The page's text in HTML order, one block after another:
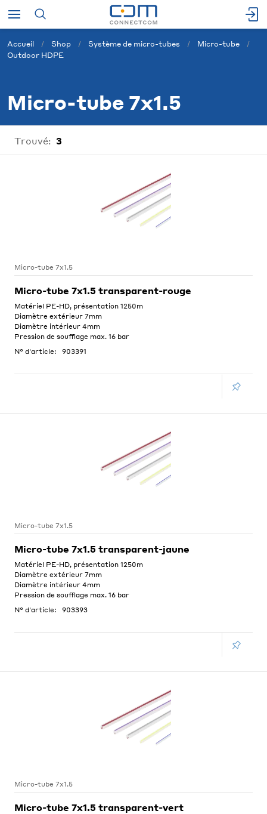
Accueil Shop Système de micro-tubes
Micro-tube
Outdoor HDPE
Micro-tube 7x1.5
Trouvé: 3
Micro-tube 7x1.5
Micro-tube 7x1.5 transparent-rouge
Matériel PE-HD, présentation 1250m
Diamètre extérieur 7mm
Diamètre intérieur 4mm
Pression de soufflage max. 16 bar
N° d'article:
903391
Micro-tube 7x1.5
Micro-tube 7x1.5 transparent-jaune
Matériel PE-HD, présentation 1250m
Diamètre extérieur 7mm
Diamètre intérieur 4mm
Pression de soufflage max. 16 bar
N° d'article:
903393
Micro-tube 7x1.5
Micro-tube 7x1.5 transparent-vert